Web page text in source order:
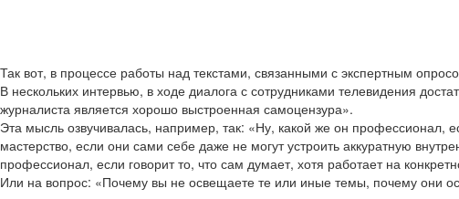
Так вот, в процессе работы над текстами, связанными с экспертным
В нескольких интервью, в ходе диалога с сотрудниками телевидения
журналиста является хорошо выстроенная самоцензура».
Эта мысль озвучивалась, например, так: «Ну, какой же он
мастерство, если они сами себе даже не могут устроить аккуратную
профессионал, если говорит то, что сам думает, хотя работает на
Или на вопрос: «Почему вы не освещаете те или иные темы, почему они